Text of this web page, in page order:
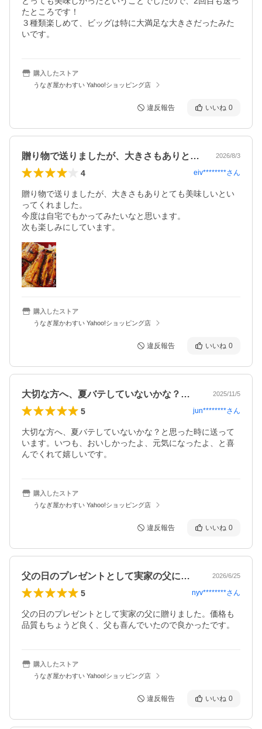
たところです！
３種類楽しめて、ビッグは特に大満足な大きさだったみた
いです。
購入したストア
うなぎ屋かわすい Yahoo!ショッピング店
違反報告 いいね 0
贈り物で送りましたが、大きさもありとて… 2026/8/3
4 eiv********さん
贈り物で送りましたが、大きさもありとても美味しいとい
ってくれました。
今度は自宅でもかってみたいなと思います。
次も楽しみにしています。
購入したストア
うなぎ屋かわすい Yahoo!ショッピング店
違反報告 いいね 0
大切な方へ、夏バテしていないかな？と思… 2025/11/5
5 jun********さん
大切な方へ、夏バテしていないかな？と思った時に送って
います。いつも、おいしかったよ、元気になったよ、と喜
んでくれて嬉しいです。
購入したストア
うなぎ屋かわすい Yahoo!ショッピング店
違反報告 いいね 0
父の日のプレゼントとして実家の父に贈り… 2026/6/25
5 nyv********さん
父の日のプレゼントとして実家の父に贈りました。価格も
品質もちょうど良く、父も喜んでいたので良かったです。
購入したストア
うなぎ屋かわすい Yahoo!ショッピング店
違反報告 いいね 0